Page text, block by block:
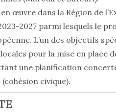
œuvre dans la Région de
2027 parmi lesquels le
L’un des objectifs
pour la mise en place
une planification
civique).